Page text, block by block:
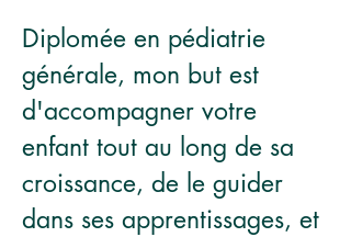
Diplomée en pédiatrie
générale, mon but est
d'accompagner votre
enfant tout au long de sa
croissance, de le guider
dans ses apprentissages, et